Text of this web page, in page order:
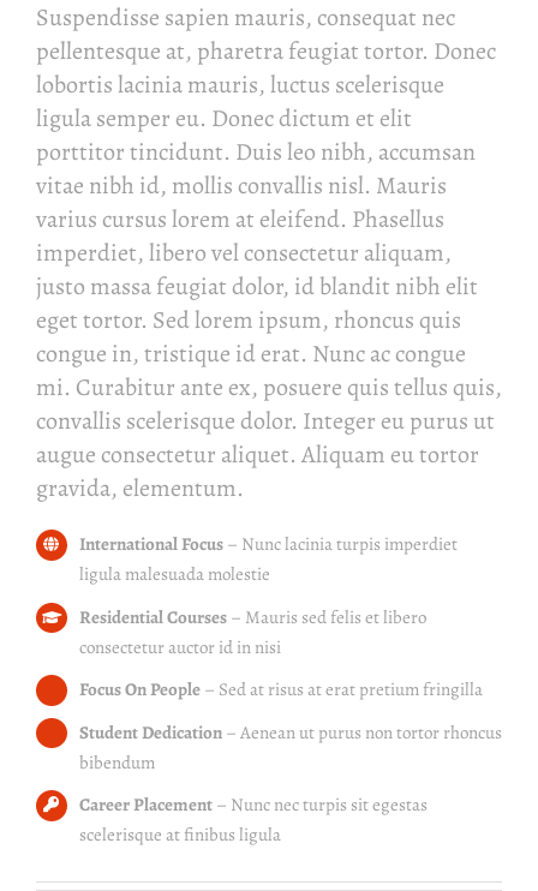
Suspendisse sapien mauris, consequat nec
pellentesque at, pharetra feugiat tortor. Donec
lobortis lacinia mauris, luctus scelerisque
ligula semper eu. Donec dictum et elit
porttitor tincidunt. Duis leo nibh, accumsan
vitae nibh id, mollis convallis nisl. Mauris
varius cursus lorem at eleifend. Phasellus
imperdiet, libero vel consectetur aliquam,
justo massa feugiat dolor, id blandit nibh elit
eget tortor. Sed lorem ipsum, rhoncus quis
congue in, tristique id erat. Nunc ac congue
mi. Curabitur ante ex, posuere quis tellus quis,
convallis scelerisque dolor. Integer eu purus ut
augue consectetur aliquet. Aliquam eu tortor
gravida, elementum.
International Focus – Nunc lacinia turpis imperdiet
ligula malesuada molestie
Residential Courses – Mauris sed felis et libero
consectetur auctor id in nisi
Focus On People – Sed at risus at erat pretium fringilla
Student Dedication – Aenean ut purus non tortor rhoncus
bibendum
Career Placement – Nunc nec turpis sit egestas
scelerisque at finibus ligula